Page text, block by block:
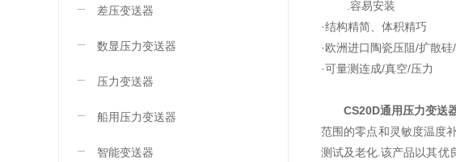
差压变送器
数显压力变送器
压力变送器
船用压力变送器
智能变送器
.容易安装
·结构精简、体积精巧
·欧洲进口陶瓷压阻/扩散
·可量测连成/真空/压力
CS20D通用压力变送
范围的零点和灵敏度温度
测试及老化.该产品以其优